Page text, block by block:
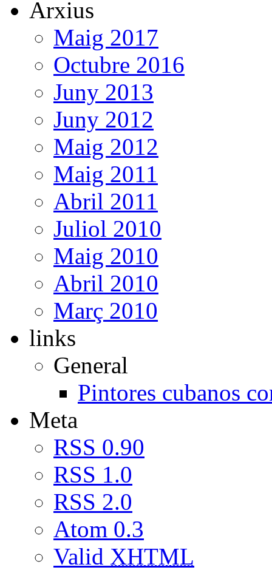
Arxius
Maig 2017
Octubre 2016
Juny 2013
Juny 2012
Maig 2012
Maig 2011
Abril 2011
Juliol 2010
Maig 2010
Abril 2010
Març 2010
links
General
Pintores cubanos
Meta
RSS 0.90
RSS 1.0
RSS 2.0
Atom 0.3
Valid XHTML